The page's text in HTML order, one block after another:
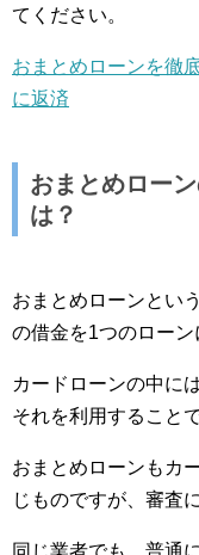
てください。
おまとめローンを徹
に返済
おまとめロー
は？
おまとめローンとい
の借金を1つのローン
カードローンの中に
それを利用すること
おまとめローンもカ
じものですが、審査
同じ業者でも、普通